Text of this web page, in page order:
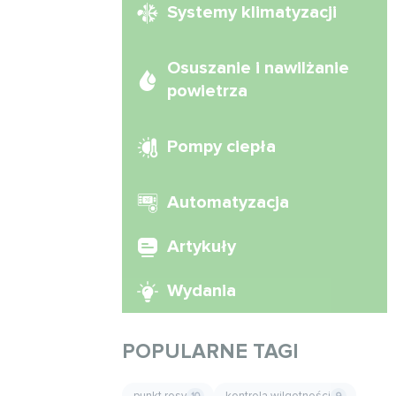
Systemy klimatyzacji
Osuszanie i nawilżanie
powietrza
Pompy ciepła
Automatyzacja
Artykuły
Wydania
POPULARNE TAGI